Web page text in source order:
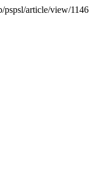
pspsl/article/view/1146